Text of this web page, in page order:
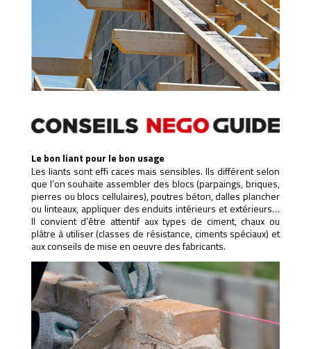
Le bon liant pour le bon usage
Les liants sont effi caces mais sensibles. Ils différent selon
que l’on souhaite assembler des blocs (parpaings, briques,
pierres ou blocs cellulaires), poutres béton, dalles plancher
ou linteaux, appliquer des enduits intérieurs et extérieurs…
Il convient d’être attentif aux types de ciment, chaux ou
plâtre à utiliser (classes de résistance, ciments spéciaux) et
aux conseils de mise en oeuvre des fabricants.